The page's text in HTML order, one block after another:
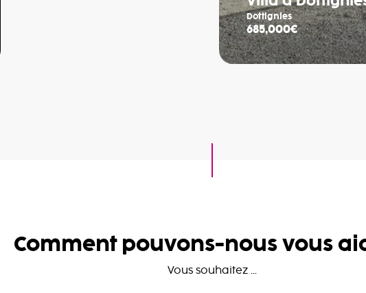
Dottignies
685,000€
Comment pouvons-nous vous
Vous souhaitez ...